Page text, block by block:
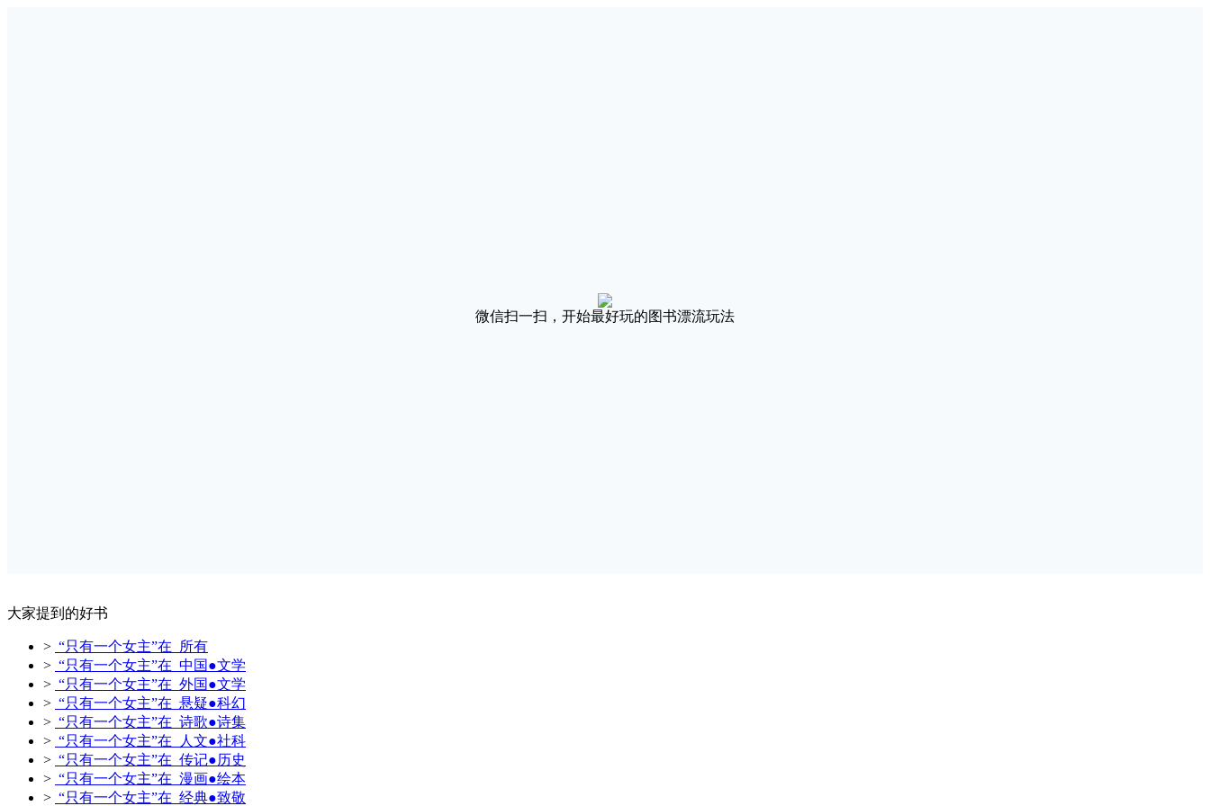
微信扫一扫，开始最好玩的图书漂流玩法
大家提到的好书
> “只有一个女主”在 所有
> “只有一个女主”在 中国●文学
> “只有一个女主”在 外国●文学
> “只有一个女主”在 悬疑●科幻
> “只有一个女主”在 诗歌●诗集
> “只有一个女主”在 人文●社科
> “只有一个女主”在 传记●历史
> “只有一个女主”在 漫画●绘本
> “只有一个女主”在 经典●致敬